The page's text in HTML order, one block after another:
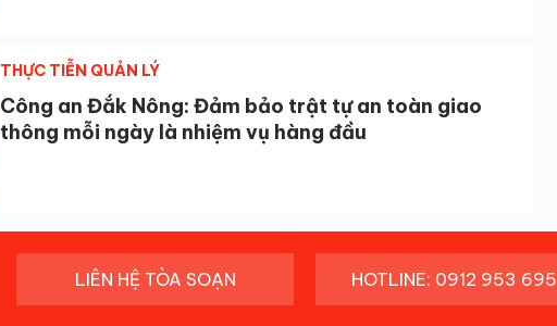
THỰC TIỄN QUẢN LÝ
Công an Đắk Nông: Đảm bảo trật tự an toàn giao
thông mỗi ngày là nhiệm vụ hàng đầu
LIÊN HỆ TÒA SOẠN HOTLINE: 0912 953 695